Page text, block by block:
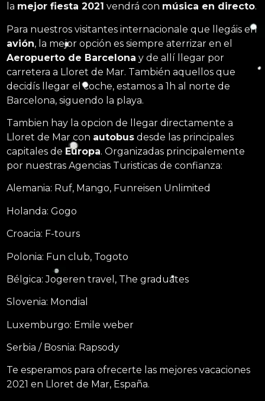
la mejor fiesta 2021 vendrá con música en directo.
Para nuestros visitantes internacionale que llegáis en
avión, la mejor opción es siempre aterrizar en el
Aeropuerto de Barcelona y de allí llegar por
carretera a Lloret de Mar. También aquellos que
decidís llegar el coche, estamos a 1h al norte de
Barcelona, siguendo la playa.
Tambien hay la opcion de llegar directamente a
Lloret de Mar con autobus desde las principales
capitales de Europa. Organizadas principalemente
por nuestras Agencias Turisticas de confianza:
Alemania: Ruf, Mango, Funreisen Unlimited
Holanda: Gogo
Croacia: F-tours
Polonia: Fun club, Togoto
Bélgica: Jogeren travel, The graduates
Slovenia: Mondial
Luxemburgo: Emile weber
Serbia / Bosnia: Rapsody
Te esperamos para ofrecerte las mejores vacaciones
2021 en Lloret de Mar, España.